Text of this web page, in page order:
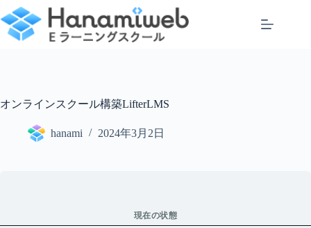
ン
テ
キ
オンラインスクール構築LifterLMS
hanami 2024年3月2日
現在の状態